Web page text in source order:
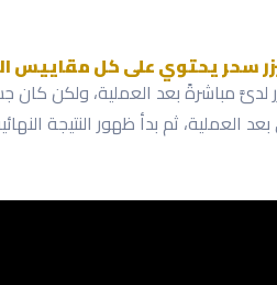
سحر يحتوي على كل مقاييس
لدىَّ مباشرةً بعد العملية، ولكن
العملية، ثم بدأ ظهور النتيجة